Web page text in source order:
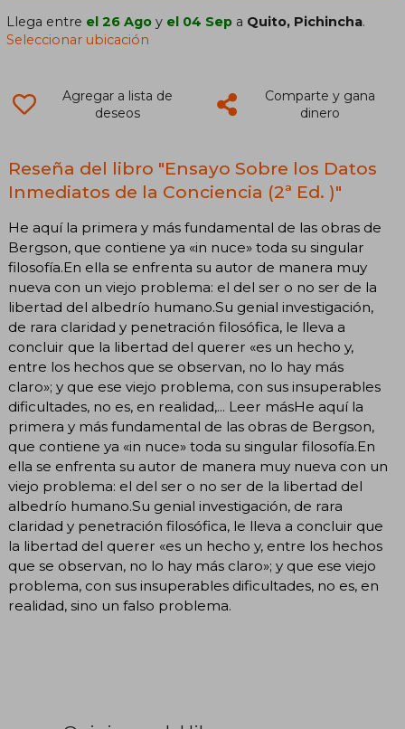
Llega entre el 26 Ago y el 04 Sep a Quito, Pichincha.
Seleccionar ubicación
Agregar a lista de
deseos
Comparte y gana
dinero
Reseña del libro "Ensayo Sobre los Datos
Inmediatos de la Conciencia (2ª Ed. )"
He aquí la primera y más fundamental de las obras de
Bergson, que contiene ya «in nuce» toda su singular
filosofía.En ella se enfrenta su autor de manera muy
nueva con un viejo problema: el del ser o no ser de la
libertad del albedrío humano.Su genial investigación,
de rara claridad y penetración filosófica, le lleva a
concluir que la libertad del querer «es un hecho y,
entre los hechos que se observan, no lo hay más
claro»; y que ese viejo problema, con sus insuperables
dificultades, no es, en realidad,... Leer másHe aquí la
primera y más fundamental de las obras de Bergson,
que contiene ya «in nuce» toda su singular filosofía.En
ella se enfrenta su autor de manera muy nueva con un
viejo problema: el del ser o no ser de la libertad del
albedrío humano.Su genial investigación, de rara
claridad y penetración filosófica, le lleva a concluir que
la libertad del querer «es un hecho y, entre los hechos
que se observan, no lo hay más claro»; y que ese viejo
problema, con sus insuperables dificultades, no es, en
realidad, sino un falso problema.